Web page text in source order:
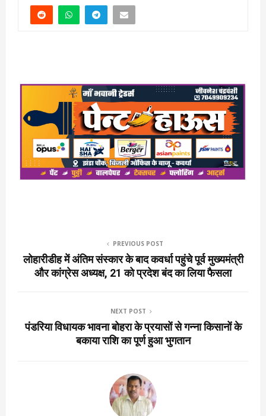
PREVIOUS POST
लोहारीडीह में अंतिम संस्कार के बाद कवर्धा पहुंचे पूर्व मुख्यमंत्री
और कांग्रेस अध्यक्ष, 21 को प्रदेश बंद का लिया फैसला
NEXT POST
पंडरिया विधायक भावना बोहरा के प्रयासों से गन्ना किसानों के
बकाया राशि का पूर्ण हुआ भुगतान